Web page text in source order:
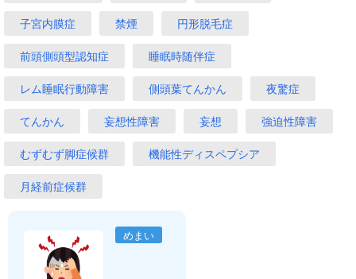
子宮内膜症 禁煙 円形脱毛症
前頭側頭型認知症 睡眠時随伴症
レム睡眠行動障害 側頭葉てんかん 夜驚症
てんかん 妄想性障害 妄想 強迫性障害
むずむず脚症候群 機能性ディスペプシア
月経前症候群
めまい